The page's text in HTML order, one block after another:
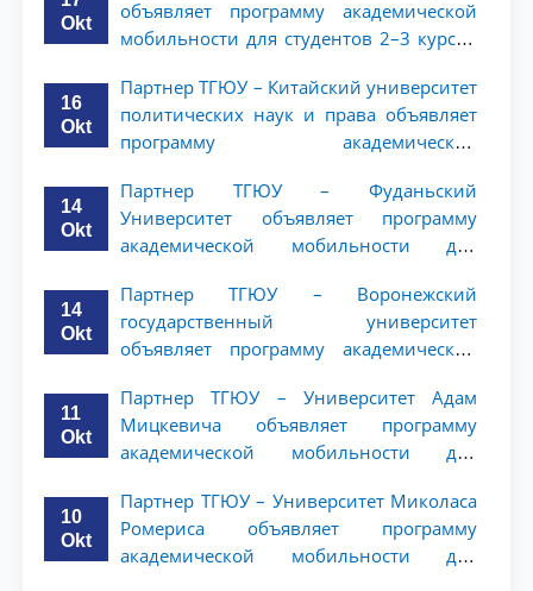
Okt
объявляет программу академической
мобильности для студентов 2–3 курсов
16
Okt
Партнер ТГЮУ – Китайский университет
политических наук и права объявляет
программу академической
ТГЮУ
14
Okt
Партнер ТГЮУ – Фуданьский
Университет объявляет программу
академической мобильности для
14
Okt
Партнер ТГЮУ – Воронежский
государственный университет
объявляет программу академической
ТГЮУ
11
Okt
Партнер ТГЮУ – Университет Адам
Мицкевича объявляет программу
академической мобильности для
10
Okt
Партнер ТГЮУ – Университет Миколаса
Ромериса объявляет программу
академической мобильности для